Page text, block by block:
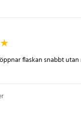
flaskan snabbt